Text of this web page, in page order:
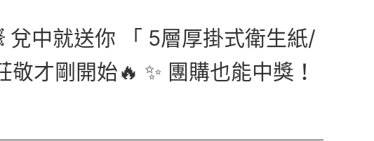
兌中就送你 「 5層厚掛式衛生紙/
才剛開始🔥 ✨ 團購也能中獎！